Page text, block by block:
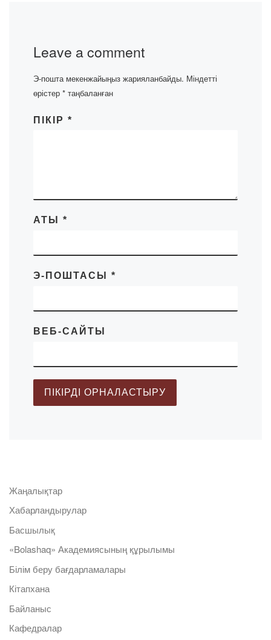
Leave a comment
Э-пошта мекенжайыңыз жарияланбайды. Міндетті
өрістер * таңбаланған
ПІКІР *
АТЫ *
Э-ПОШТАСЫ *
ВЕБ-САЙТЫ
Жаңалықтар
Хабарландырулар
Басшылық
«Bolashaq» Академиясының құрылымы
Білім беру бағдарламалары
Кітапхана
Байланыс
Кафедралар